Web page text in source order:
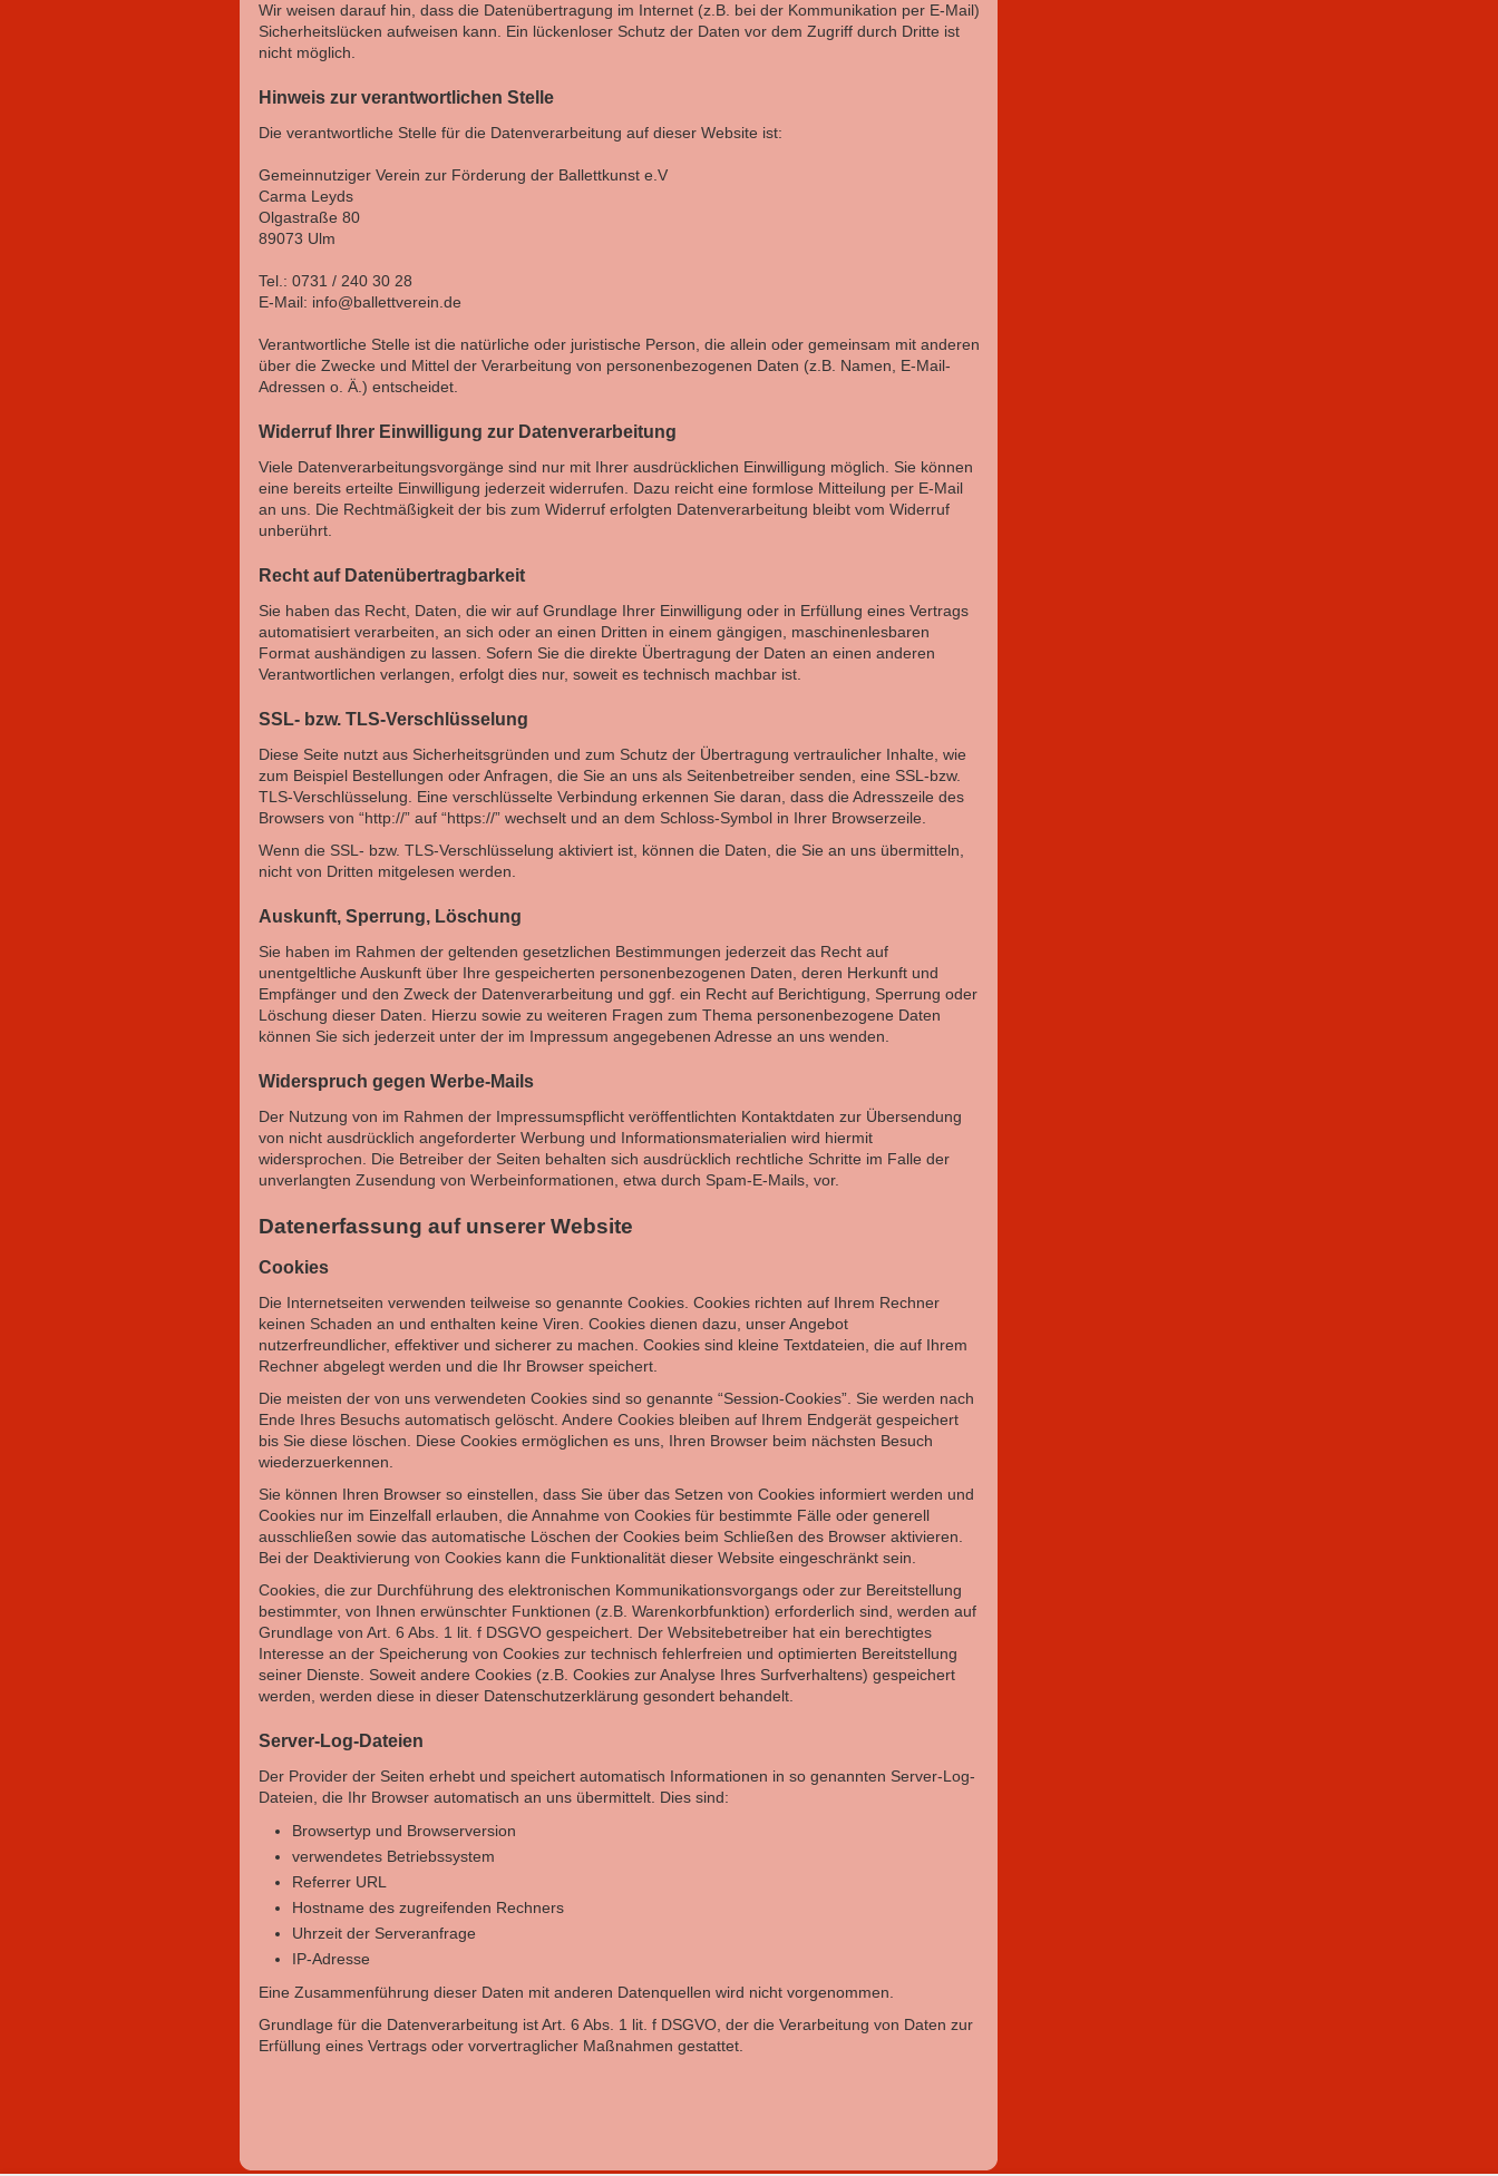
Wir weisen darauf hin, dass die Datenübertragung im Internet (z.B. bei der Kommunikation per E-Mail)
Sicherheitslücken aufweisen kann. Ein lückenloser Schutz der Daten vor dem Zugriff durch Dritte ist
nicht möglich.
Hinweis zur verantwortlichen Stelle
Die verantwortliche Stelle für die Datenverarbeitung auf dieser Website ist:
Gemeinnutziger Verein zur Förderung der Ballettkunst e.V
Carma Leyds
Olgastraße 80
89073 Ulm
Tel.: 0731 / 240 30 28
E-Mail: info@ballettverein.de
Verantwortliche Stelle ist die natürliche oder juristische Person, die allein oder gemeinsam mit anderen
über die Zwecke und Mittel der Verarbeitung von personenbezogenen Daten (z.B. Namen, E-Mail-
Adressen o. Ä.) entscheidet.
Widerruf Ihrer Einwilligung zur Datenverarbeitung
Viele Datenverarbeitungsvorgänge sind nur mit Ihrer ausdrücklichen Einwilligung möglich. Sie können
eine bereits erteilte Einwilligung jederzeit widerrufen. Dazu reicht eine formlose Mitteilung per E-Mail
an uns. Die Rechtmäßigkeit der bis zum Widerruf erfolgten Datenverarbeitung bleibt vom Widerruf
unberührt.
Recht auf Datenübertragbarkeit
Sie haben das Recht, Daten, die wir auf Grundlage Ihrer Einwilligung oder in Erfüllung eines Vertrags
automatisiert verarbeiten, an sich oder an einen Dritten in einem gängigen, maschinenlesbaren
Format aushändigen zu lassen. Sofern Sie die direkte Übertragung der Daten an einen anderen
Verantwortlichen verlangen, erfolgt dies nur, soweit es technisch machbar ist.
SSL- bzw. TLS-Verschlüsselung
Diese Seite nutzt aus Sicherheitsgründen und zum Schutz der Übertragung vertraulicher Inhalte, wie
zum Beispiel Bestellungen oder Anfragen, die Sie an uns als Seitenbetreiber senden, eine SSL-bzw.
TLS-Verschlüsselung. Eine verschlüsselte Verbindung erkennen Sie daran, dass die Adresszeile des
Browsers von “http://” auf “https://” wechselt und an dem Schloss-Symbol in Ihrer Browserzeile.
Wenn die SSL- bzw. TLS-Verschlüsselung aktiviert ist, können die Daten, die Sie an uns übermitteln,
nicht von Dritten mitgelesen werden.
Auskunft, Sperrung, Löschung
Sie haben im Rahmen der geltenden gesetzlichen Bestimmungen jederzeit das Recht auf
unentgeltliche Auskunft über Ihre gespeicherten personenbezogenen Daten, deren Herkunft und
Empfänger und den Zweck der Datenverarbeitung und ggf. ein Recht auf Berichtigung, Sperrung oder
Löschung dieser Daten. Hierzu sowie zu weiteren Fragen zum Thema personenbezogene Daten
können Sie sich jederzeit unter der im Impressum angegebenen Adresse an uns wenden.
Widerspruch gegen Werbe-Mails
Der Nutzung von im Rahmen der Impressumspflicht veröffentlichten Kontaktdaten zur Übersendung
von nicht ausdrücklich angeforderter Werbung und Informationsmaterialien wird hiermit
widersprochen. Die Betreiber der Seiten behalten sich ausdrücklich rechtliche Schritte im Falle der
unverlangten Zusendung von Werbeinformationen, etwa durch Spam-E-Mails, vor.
Datenerfassung auf unserer Website
Cookies
Die Internetseiten verwenden teilweise so genannte Cookies. Cookies richten auf Ihrem Rechner
keinen Schaden an und enthalten keine Viren. Cookies dienen dazu, unser Angebot
nutzerfreundlicher, effektiver und sicherer zu machen. Cookies sind kleine Textdateien, die auf Ihrem
Rechner abgelegt werden und die Ihr Browser speichert.
Die meisten der von uns verwendeten Cookies sind so genannte “Session-Cookies”. Sie werden nach
Ende Ihres Besuchs automatisch gelöscht. Andere Cookies bleiben auf Ihrem Endgerät gespeichert
bis Sie diese löschen. Diese Cookies ermöglichen es uns, Ihren Browser beim nächsten Besuch
wiederzuerkennen.
Sie können Ihren Browser so einstellen, dass Sie über das Setzen von Cookies informiert werden und
Cookies nur im Einzelfall erlauben, die Annahme von Cookies für bestimmte Fälle oder generell
ausschließen sowie das automatische Löschen der Cookies beim Schließen des Browser aktivieren.
Bei der Deaktivierung von Cookies kann die Funktionalität dieser Website eingeschränkt sein.
Cookies, die zur Durchführung des elektronischen Kommunikationsvorgangs oder zur Bereitstellung
bestimmter, von Ihnen erwünschter Funktionen (z.B. Warenkorbfunktion) erforderlich sind, werden auf
Grundlage von Art. 6 Abs. 1 lit. f DSGVO gespeichert. Der Websitebetreiber hat ein berechtigtes
Interesse an der Speicherung von Cookies zur technisch fehlerfreien und optimierten Bereitstellung
seiner Dienste. Soweit andere Cookies (z.B. Cookies zur Analyse Ihres Surfverhaltens) gespeichert
werden, werden diese in dieser Datenschutzerklärung gesondert behandelt.
Server-Log-Dateien
Der Provider der Seiten erhebt und speichert automatisch Informationen in so genannten Server-Log-
Dateien, die Ihr Browser automatisch an uns übermittelt. Dies sind:
Browsertyp und Browserversion
verwendetes Betriebssystem
Referrer URL
Hostname des zugreifenden Rechners
Uhrzeit der Serveranfrage
IP-Adresse
Eine Zusammenführung dieser Daten mit anderen Datenquellen wird nicht vorgenommen.
Grundlage für die Datenverarbeitung ist Art. 6 Abs. 1 lit. f DSGVO, der die Verarbeitung von Daten zur
Erfüllung eines Vertrags oder vorvertraglicher Maßnahmen gestattet.